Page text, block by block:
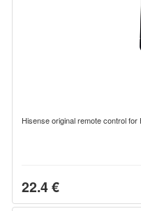
Hisense original remote control for
22.4 €